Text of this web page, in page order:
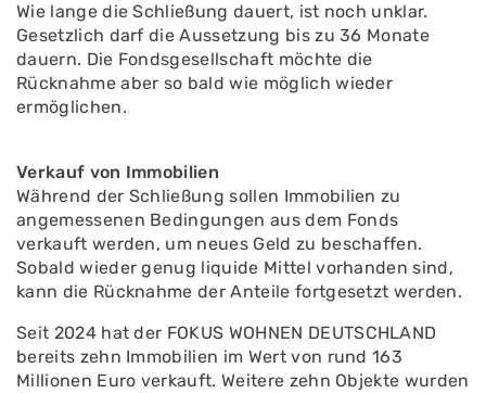
Wie lange die Schließung dauert, ist noch unklar.
Gesetzlich darf die Aussetzung bis zu 36 Monate
dauern. Die Fondsgesellschaft möchte die
Rücknahme aber so bald wie möglich wieder
ermöglichen.
Verkauf von Immobilien
Während der Schließung sollen Immobilien zu
angemessenen Bedingungen aus dem Fonds
verkauft werden, um neues Geld zu beschaffen.
Sobald wieder genug liquide Mittel vorhanden sind,
kann die Rücknahme der Anteile fortgesetzt werden.
Seit 2024 hat der FOKUS WOHNEN DEUTSCHLAND
bereits zehn Immobilien im Wert von rund 163
Millionen Euro verkauft. Weitere zehn Objekte wurden